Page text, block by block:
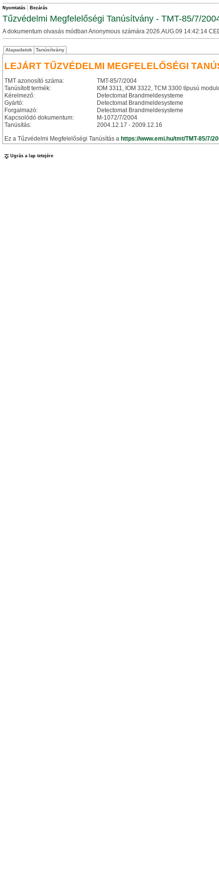
Nyomtatás Bezárás
Tűzvédelmi Megfelelőségi Tanúsítvány - TMT-85/7/
A dokumentum olvasás módban Anonymous számára 2026.AUG.09 14:42:14
Alapadatok Tanúsítvány
LEJÁRT TŰZVÉDELMI MEGFELELŐSÉGI
TMT azonosító száma:
TMT-85/7/2004
Tanúsított termék:
IOM 3311, IOM 3322, TCM 3300 típusú
Kérelmező:
Detectomat Brandmeldesysteme
Gyártó:
Detectomat Brandmeldesysteme
Forgalmazó:
Detectomat Brandmeldesysteme
Kapcsolódó dokumentum:
M-1072/7/2004
Tanúsítás:
2004.12.17 - 2009.12.16
Ez a Tűzvédelmi Megfelelőségi Tanúsítás a https://www.emi.hu/tmt/TMT-85/7/
Ugrás a lap tetejére